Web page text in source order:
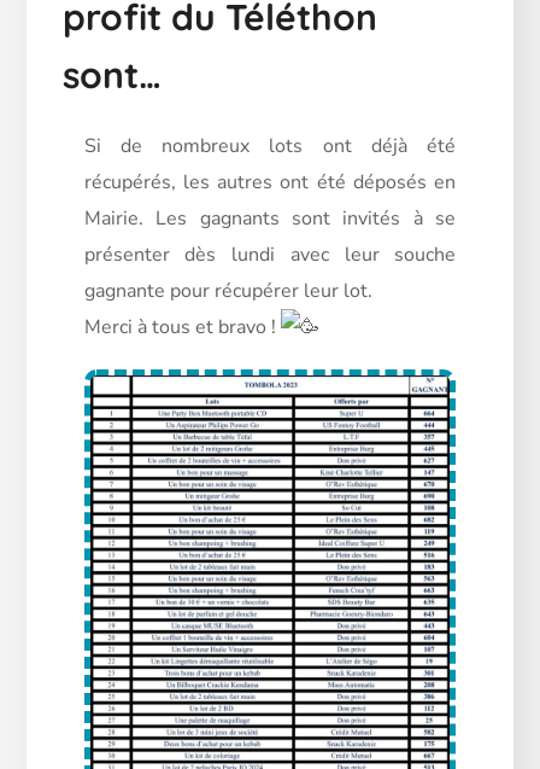
profit du Téléthon
sont…
Si de nombreux lots ont déjà été
récupérés, les autres ont été déposés en
Mairie. Les gagnants sont invités à se
présenter dès lundi avec leur souche
gagnante pour récupérer leur lot.
Merci à tous et bravo !